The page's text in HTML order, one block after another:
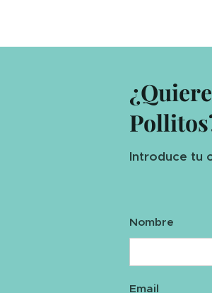
Introduce tu
Nombre
Email